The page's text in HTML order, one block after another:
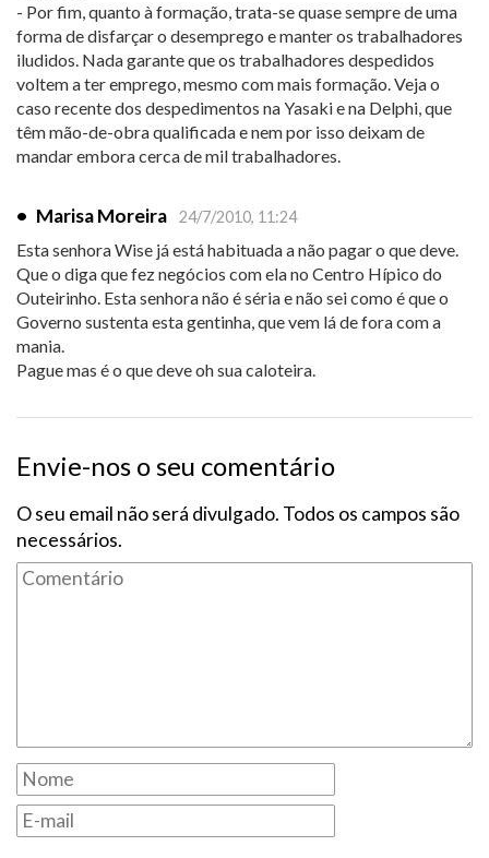
- Por fim, quanto à formação, trata-se quase sempre de uma
forma de disfarçar o desemprego e manter os trabalhadores
iludidos. Nada garante que os trabalhadores despedidos
voltem a ter emprego, mesmo com mais formação. Veja o
caso recente dos despedimentos na Yasaki e na Delphi, que
têm mão-de-obra qualificada e nem por isso deixam de
mandar embora cerca de mil trabalhadores.
• Marisa Moreira 24/7/2010, 11:24
Esta senhora Wise já está habituada a não pagar o que deve.
Que o diga que fez negócios com ela no Centro Hípico do
Outeirinho. Esta senhora não é séria e não sei como é que o
Governo sustenta esta gentinha, que vem lá de fora com a
mania.
Pague mas é o que deve oh sua caloteira.
Envie-nos o seu comentário
O seu email não será divulgado. Todos os campos são
necessários.